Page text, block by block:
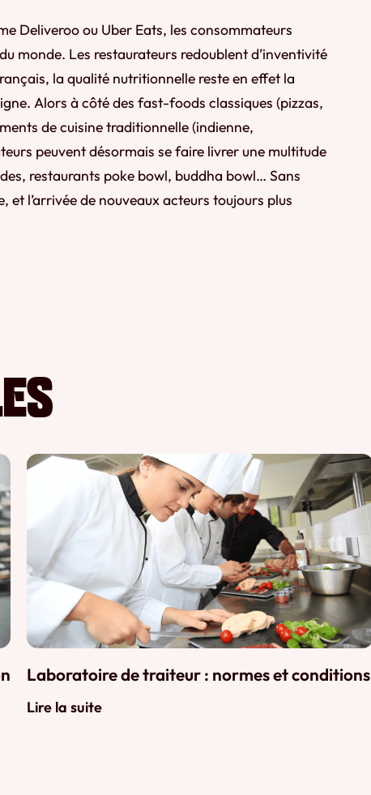
Deliveroo ou Uber Eats, les consommateurs
monde. Les restaurateurs redoublent d’inventivité
la qualité nutritionnelle reste en effet la
Alors à côté des fast-foods classiques (pizzas,
de cuisine traditionnelle (indienne,
peuvent désormais se faire livrer une multitude
restaurants poke bowl, buddha bowl… Sans
et l’arrivée de nouveaux acteurs toujours plus
Laboratoire de traiteur : normes et conditions
Lire la suite